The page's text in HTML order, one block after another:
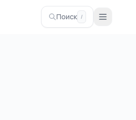
Поиск /